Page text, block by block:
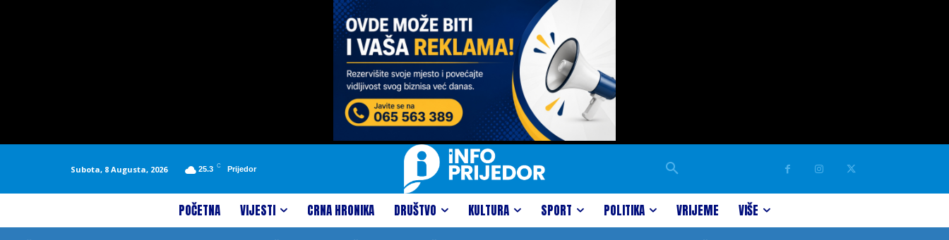
Subota, 8 Augusta, 2026 25.3 C Prijedor
POČETNA VIJESTI CRNA HRONIKA DRUŠTVO KULTURA SPORT POLITIKA VRIJEME VIŠE